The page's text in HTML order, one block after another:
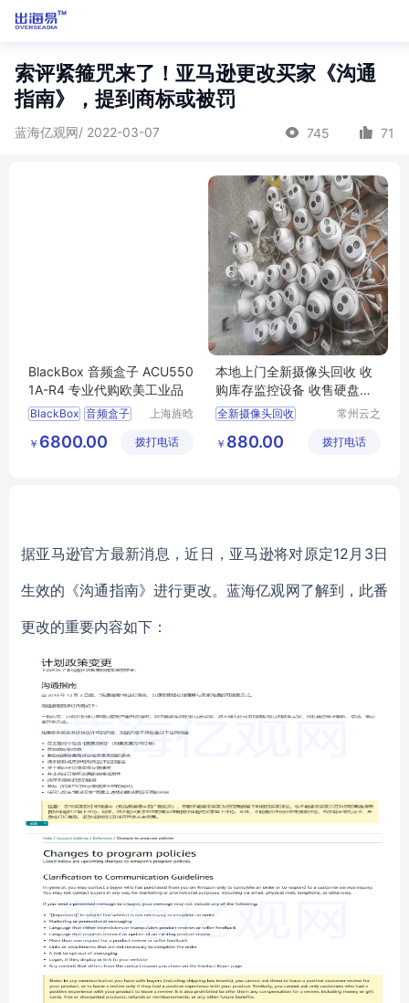
索评紧箍咒来了！亚马逊更改买家《沟通
指南》，提到商标或被罚
蓝海亿观网/ 2022-03-07 745 71
BlackBox 音频盒子 ACU550
1A-R4 专业代购欧美工业品
BlackBox 音频盒子
专业代购欧美工业品
上海旌晗
有限公司
￥ 6800.00 拨打电话
本地上门全新摄像头回收 收
购库存监控设备 收售硬盘刻
录机
全新摄像头回收
库存监控设备回收
常州云之
收有限公
￥ 880.00 拨打电话
据亚马逊官方最新消息，近日，亚马逊将对原定12月3日
生效的《沟通指南》进行更改。蓝海亿观网了解到，此番
更改的重要内容如下：